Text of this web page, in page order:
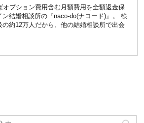
オプション費用含む月額費用を全額返金保
結婚相談所の『naco-do(ナコード)』。 検
約12万人だから、他の結婚相談所で出会